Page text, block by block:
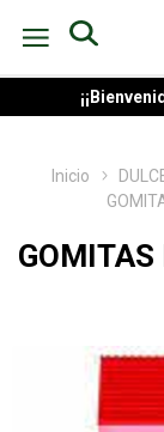
Inicio
GOMITAS